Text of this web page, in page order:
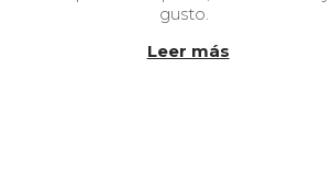
2
gusto.
Leer más